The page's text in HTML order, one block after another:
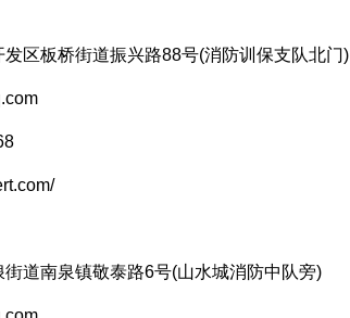
区板桥街道振兴路88号(消防训保支队北门)
道南泉镇敬泰路6号(山水城消防中队旁)